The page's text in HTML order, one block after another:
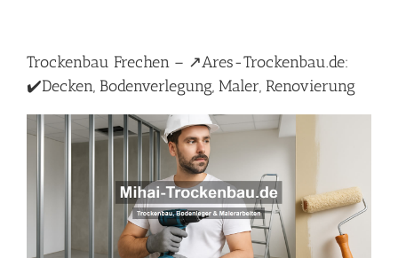
Trockenbau Frechen – ↗️Ares-Trockenbau.de:
✔️Decken, Bodenverlegung, Maler, Renovierung